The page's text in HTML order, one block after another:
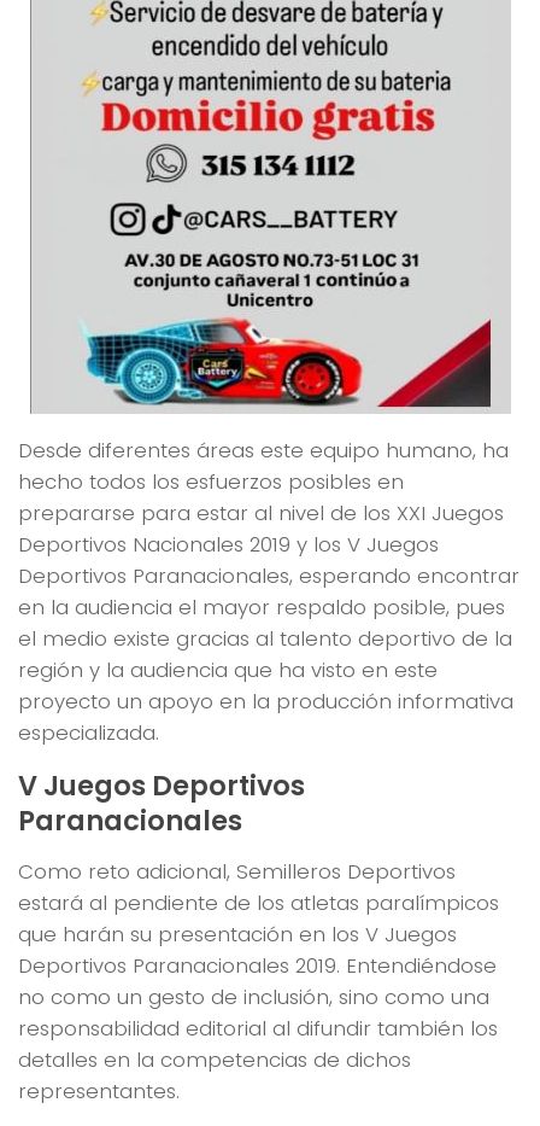
Desde diferentes áreas este equipo humano, ha
hecho todos los esfuerzos posibles en
prepararse para estar al nivel de los XXI Juegos
Deportivos Nacionales 2019 y los V Juegos
Deportivos Paranacionales, esperando encontrar
en la audiencia el mayor respaldo posible, pues
el medio existe gracias al talento deportivo de la
región y la audiencia que ha visto en este
proyecto un apoyo en la producción informativa
especializada.
V Juegos Deportivos
Paranacionales
Como reto adicional, Semilleros Deportivos
estará al pendiente de los atletas paralímpicos
que harán su presentación en los V Juegos
Deportivos Paranacionales 2019. Entendiéndose
no como un gesto de inclusión, sino como una
responsabilidad editorial al difundir también los
detalles en la competencias de dichos
representantes.